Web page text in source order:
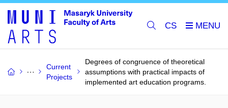
CS
Current
Projects
Degrees of congruence of theoretical
assumptions with practical impacts of
implemented art education programs.